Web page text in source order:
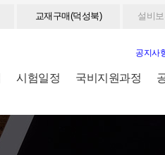
교재구매(덕성북) 설비
공지사
시험일정 국비지원과정